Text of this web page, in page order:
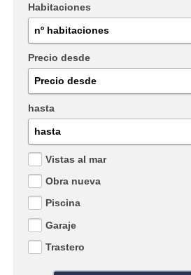
Habitaciones
nº habitaciones
Precio desde
Precio desde
hasta
hasta
Vistas al mar
Obra nueva
Piscina
Garaje
Trastero